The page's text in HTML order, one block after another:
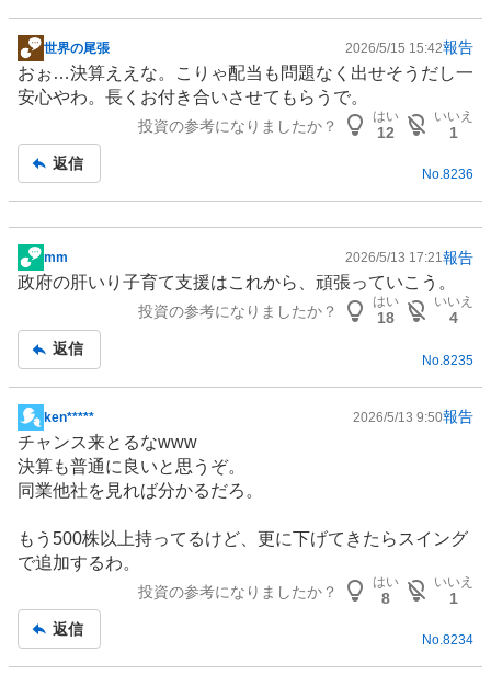
掲
示
板
世界の尾張 2026/5/15 15:42報告
おぉ…決算ええな。こりゃ配当も問題なく出せそうだし一
安心やわ。長くお付き合いさせてもらうで。
投資の参考になりましたか？
はい
12
いいえ
1
返信
No.8236
掲
示
事
mm 2026/5/13 17:21報告
政府の肝いり 子育て支援はこれから、頑張っていこう。
投資の参考になりましたか？
はい
18
いいえ
4
返信
No. 8235
掲
示
板
記
ken***** 2026/5/13 9:50報告
チャンス来とるなwww
決算も普通に良いと思うぞ。
同業他社を見れば分かるだろ。
もう500株以上持ってるけど、更に下げてきたらスイング
で追加するわ。
投資の参考になりましたか？
はい
8
いいえ
1
返信
No.8234